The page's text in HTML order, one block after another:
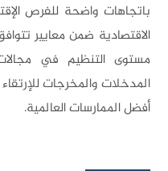
واضحة للفرص
ضمن معايير
التنظيم في مجالات
والمخرجات للإرتقاء
الممارسات العالمية.